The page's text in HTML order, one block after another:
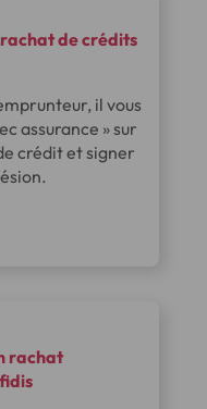
rachat de crédits
il vous
assurance » sur
crédit et signer
rachat